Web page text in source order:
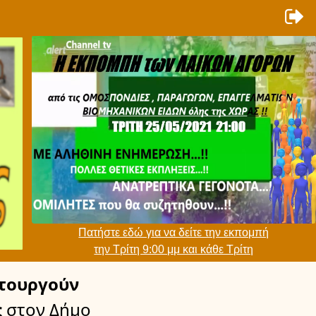
Πατήστε εδώ για να δείτε την εκπομπή
την Τρίτη 9:00 μμ και κάθε Τρίτη
στον Δήμο